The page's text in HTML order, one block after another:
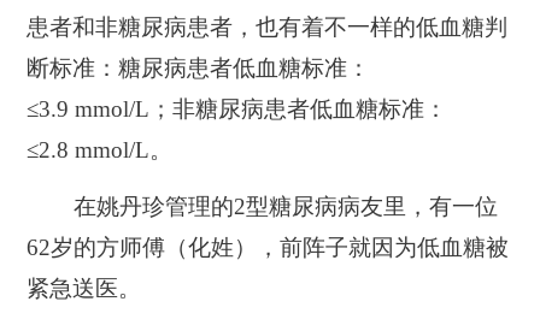
患者和非糖尿病患者，也有着不一样的低血糖判
断标准：糖尿病患者低血糖标准：
≤3.9 mmol/L；非糖尿病患者低血糖标准：
≤2.8 mmol/L。
在姚丹珍管理的2型糖尿病病友里，有一位
62岁的方师傅（化姓），前阵子就因为低血糖被
紧急送医。